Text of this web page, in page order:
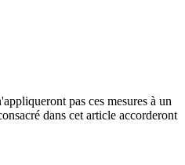
pas ces mesures à un
dans cet article accorderont